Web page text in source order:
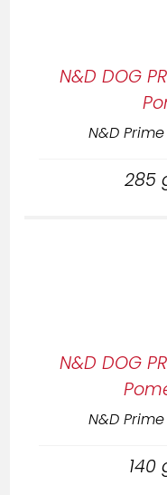
N&D DOG
N&D
285
N&D DOG
N&D
140